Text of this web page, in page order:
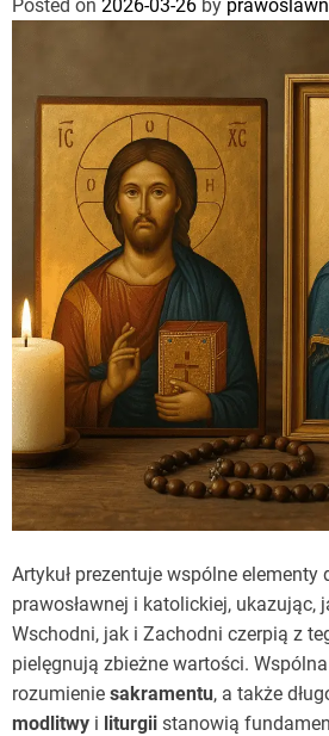
Posted on 2026-03-26 by
Artykuł prezentuje wspólne elementy
prawosławnej i katolickiej, ukazując,
Wschodni, jak i Zachodni czerpią z
pielęgnują zbieżne wartości. Wspólna
rozumienie sakramentu, a także
modlitwy i liturgii stanowią